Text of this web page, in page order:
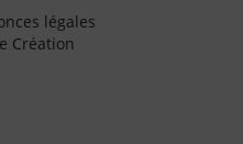
légales
Création